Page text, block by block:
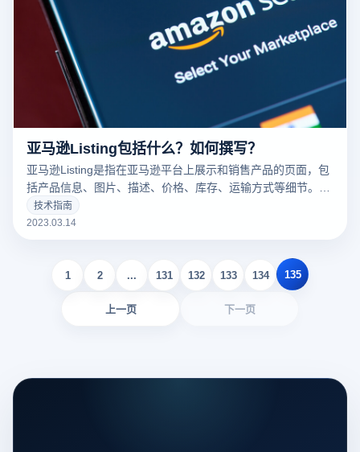
亚马逊Listing包括什么？如何撰写？
亚马逊Listing是指在亚马逊平台上展示和销售产品的页面，包
括产品信息、图片、描述、价格、库存、运输方式等细节。一
个好的亚马逊Listing可以吸引更多的潜在买家，增加销量。以
下云登录指纹浏览器关于亚马逊Listing包括什么？如何撰写？
技术指南
2023.03.14
上一页
1 2 ... 131 132 133 134 135
下一页